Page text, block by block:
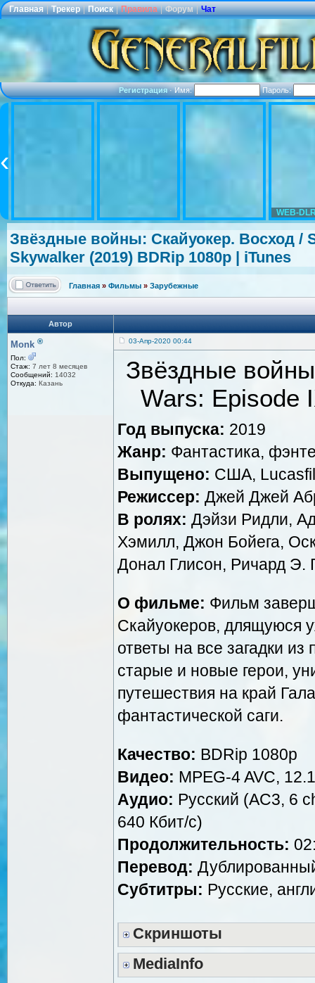
Главная | Трекер | Поиск | Правила | Форум | Чат
Регистрация·Имя: Пароль:
WEB-
Звёздные войны: Скайуокер. Восход /
Skywalker (2019) BDRip 1080p | iTunes
Главная » Фильмы » Зарубежные
Автор
Monk ®
Пол:
Стаж: 7 лет 8 месяцев
Сообщений: 14032
Откуда: Казань
03-Апр-2020 00:44
Звёздные
Wars: Episode
Год выпуска: 2019
Жанр: Фантастика,
Выпущено: США,
Режиссер: Джей Джей
В ролях: Дэйзи Ридли,
Хэмилл, Джон Бойега,
Донал Глисон, Ричард Э.
О фильме: Фильм
Скайуокеров, длящуюся
ответы на все загадки
старые и новые герои,
путешествия на край
фантастической саги.
Качество: BDRip 1080p
Видео: MPEG-4 AVC,
Аудио: Русский (AC3, 6
640 Кбит/с)
Продолжительность:
Перевод:
Субтитры: Русские,
Скриншоты
MediaInfo